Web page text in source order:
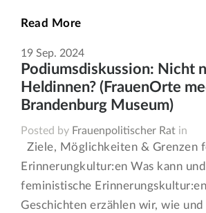
Read More
19 Sep. 2024
Podiumsdiskussion: Nicht
Heldinnen? (FrauenOrte
Brandenburg Museum)
Posted by Frauenpolitischer Rat in
Ziele, Möglichkeiten & Grenzen
Erinnerungkultur:en Was kann
feministische
Geschichten erzählen wir, wie